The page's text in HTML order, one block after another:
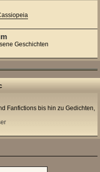
Geschichten
Fanfictions bis hin zu Gedichten,